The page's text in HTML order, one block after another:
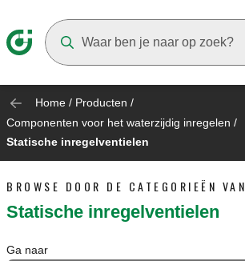
Home / Producten /
Componenten voor het waterzijdig inregelen /
Statische inregelventielen
BROWSE DOOR DE CATEGORIEËN VAN
Statische inregelventielen
Ga naar